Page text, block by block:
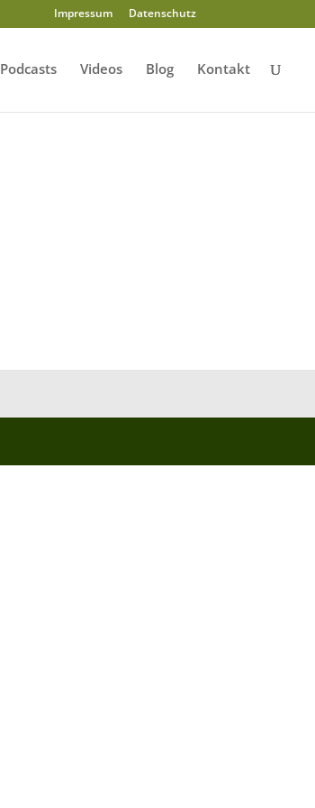
Impressum Datenschutz
Podcasts Videos Blog Kontakt